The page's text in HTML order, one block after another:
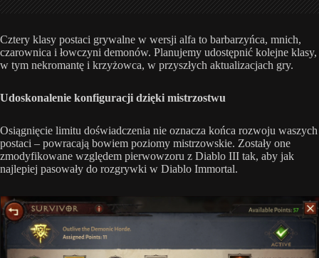
Cztery klasy postaci grywalne w wersji alfa to barbarzyńca, mnich,
czarownica i łowczyni demonów. Planujemy udostępnić kolejne klasy,
w tym nekromantę i krzyżowca, w przyszłych aktualizacjach gry.
Udoskonalenie konfiguracji dzięki mistrzostwu
Osiągnięcie limitu doświadczenia nie oznacza końca rozwoju waszych
postaci – powracają bowiem poziomy mistrzowskie. Zostały one
zmodyfikowane względem pierwowzoru z Diablo III tak, aby jak
najlepiej pasowały do rozgrywki w Diablo Immortal.